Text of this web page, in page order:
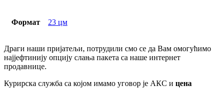
Формат 23 цм
Драги наши пријатељи, потрудили смо се да Вам омогућимо
најјефтинију опцију слања пакета са наше интернет
продавнице.
Курирска служба са којом имамо уговор је АКС и цена